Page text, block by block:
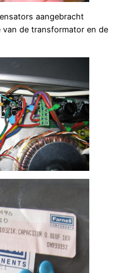
aangebracht
van de transformator en de